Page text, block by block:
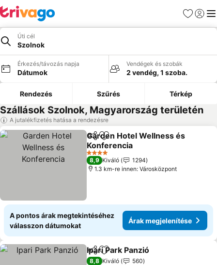
Kedvencek
Úti cél
Szolnok
Érkezés/távozás napja
Dátumok
Vendégek és szobák
2 vendég, 1 szoba.
Rendezés Szűrés Térkép
Szállások Szolnok, Magyarország területén
A jutalékfizetés hatása a rendezésre
Megosztás
Hozzáadás a kedvencekhez
Garden Hotel Wellness és
Konferencia
Árak megjelenítése
4 Kategória
8,9 Kiváló
1294
1.3 km-re innen: Városközpont
A pontos árak megtekintéséhez
válasszon dátumokat
Árak megjelenítése
Megosztás
Hozzáadás a kedvencekhez
Ipari Park Panzió
8,8 Kiváló
560